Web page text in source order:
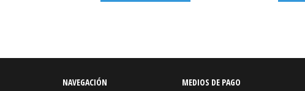
NAVEGACIÓN
MEDIOS DE PAGO